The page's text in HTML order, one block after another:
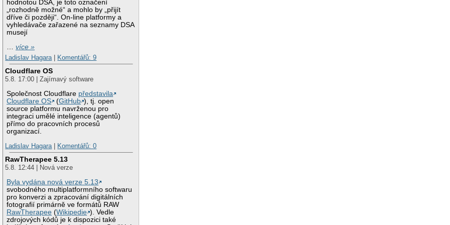
hodnotou DSA, je toto označení
„rozhodně možné“ a mohlo by „přijít
dříve či později“. On-line platformy a
vyhledávače zařazené na seznamy DSA
musejí
…více »
Ladislav Hagara| Komentářů: 9
Cloudflare OS
5.8. 17:00 | Zajímavý software
Společnost Cloudflare představila
Cloudflare OS
(GitHub ), tj. open
source platformu navrženou pro
integraci umělé inteligence (agentů)
přímo do pracovních procesů
organizací.
Ladislav Hagara| Komentářů: 0
RawTherapee 5.13
5.8. 12:44 | Nová verze
Byla vydána nová verze 5.13
svobodného multiplatformního softwaru
pro konverzi a zpracování digitálních
fotografií primárně ve formátů RAW
RawTherapee (Wikipedie ). Vedle
zdrojových kódů je k dispozici také